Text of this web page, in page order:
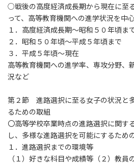
○戦後の高度経済成長期から現在に至
って、高等教育機関への進学状況を中
１．高度経済成長期～昭和５０年頃ま
２．昭和５０年頃～平成５年頃まで
３．平成５年頃～現在
高等教育機関への進学率、専攻分野、
況など
第２節 進路選択に至る女子の状況と
るための取組
〇高等学校卒業時点の進路選択に関す
し、多様な進路選択を可能にするため
１．進路選択までの環境等
（１）好きな科目や成績等（２）教員